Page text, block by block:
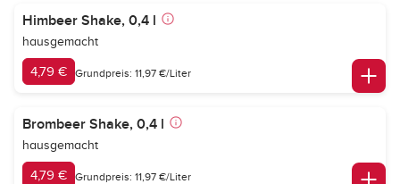
Himbeer Shake, 0,4 l
hausgemacht
4,79 € Grundpreis: 11,97 €/Liter
Brombeer Shake, 0,4 l
hausgemacht
4,79 € Grundpreis: 11,97 €/Liter